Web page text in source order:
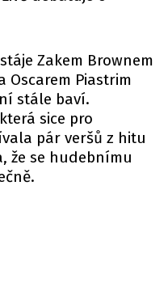
Zakem Brownem
Oscarem Piastrim
stále baví.
sice pro
pár veršů z hitu
že se hudebnímu